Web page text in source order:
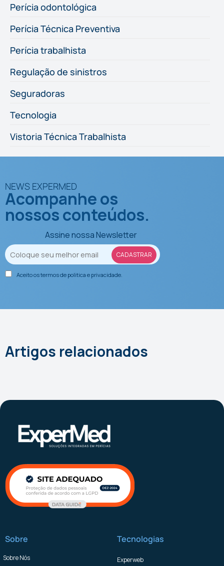
Perícia odontológica
Perícia Técnica Preventiva
Perícia trabalhista
Regulação de sinistros
Seguradoras
Tecnologia
Vistoria Técnica Trabalhista
NEWS EXPERMED
Acompanhe os
nossos conteúdos.
Assine nossa Newsletter
Aceito os termos de politica e privacidade
Artigos relacionados
Sobre
Sobre Nós
Tecnologias
Experweb